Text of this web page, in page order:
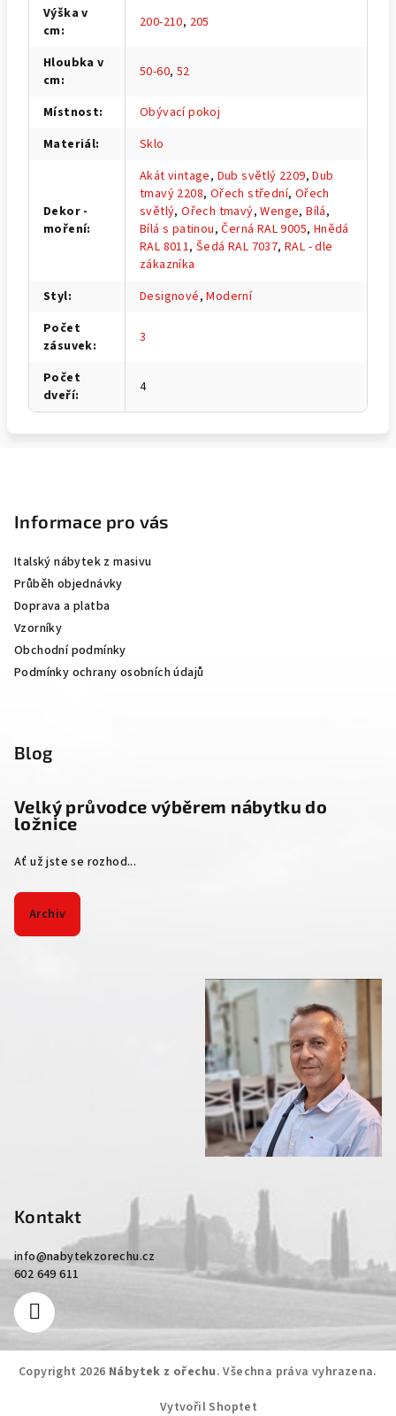
Výška v
cm: 200-210, 205
Hloubka v
cm: 50-60, 52
Místnost:
Obývací pokoj
Materiál: Sklo
Dekor -
moření:
Akát vintage, Dub světlý 2209,Dub
tmavý 2208, Ořech střední, Ořech
světlý,Ořech tmavý,Wenge,Bílá,
Bílá s patinou,Černá RAL 9005, Hnědá
RAL 8011,Šedá RAL 7037,RAL - dle
zákazníka
Styl: Designové,Moderní
Počet
zásuvek: 3
Počet
dveří: 4
Informace pro vás
Italský nábytek z masivu
Průběh objednávky
Doprava a platba
Vzorníky
Obchodní podmínky
Podmínky ochrany osobních údajů
Blog
Velký průvodce výběrem nábytku do
ložnice
Ať už jste se rozhod...
Archiv
Kontakt
info@nabytekzorechu.cz
602 649 611
Copyright 2026 Nábytek z ořechu. Všechna práva vyhrazena.
Vytvořil Shoptet